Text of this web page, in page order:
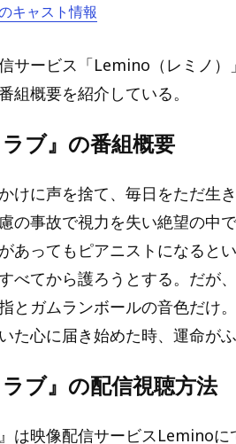
キャスト情報
サービス「Lemino（レミノ）
組概要を紹介している。
ラブ』の番組概要
けに声を捨て、毎日をただ生
の事故で視力を失い絶望の中
あってもピアニストになると
べてから護ろうとする。だが
とガムランボールの音色だけ
た心に届き始めた時、運命が
ラブ』の配信視聴方法
は映像配信サービスLeminoに